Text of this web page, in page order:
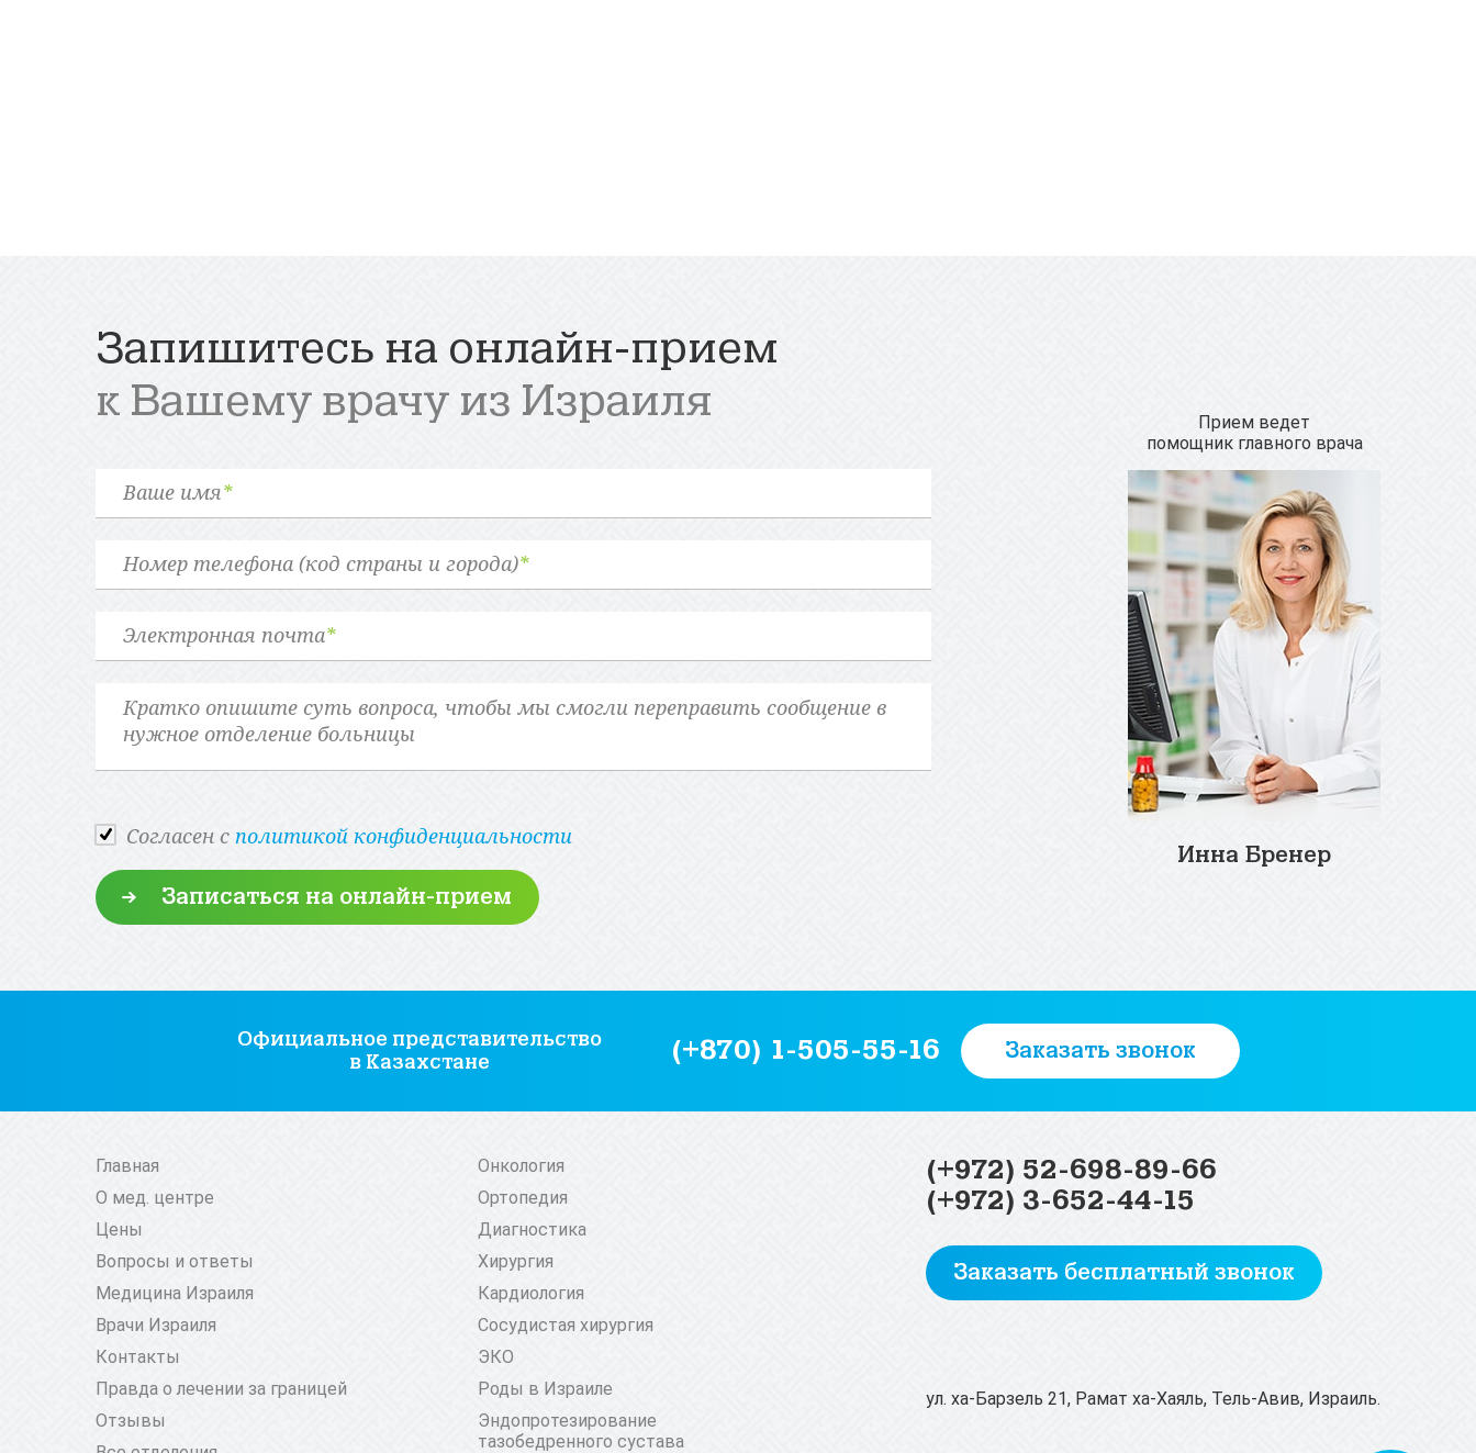
Запишитесь на онлайн-прием
к Вашему врачу из Израиля
Ваше имя*
Номер телефона (код страны и города)*
Электронная почта*
Cогласен с политикой конфиденциальности
Прием ведет
помощник главного врача
Инна Бренер
Официальное представительство
в Казахстане
(+870) 1-505-55-16 Заказать звонок
(+972) 52-698-89-66
(+972) 3-652-44-15
Заказать бесплатный звонок
ул. ха-Барзель 21, Рамат ха-Хаяль, Тель-Авив, Израиль.
Главная
О мед. центре
Цены
Вопросы и ответы
Медицина Израиля
Врачи Израиля
Контакты
Правда о лечении за границей
Отзывы
Онкология
Ортопедия
Диагностика
Хирургия
Кардиология
Сосудистая хирургия
ЭКО
Роды в Израиле
Эндопротезирование
тазобедренного сустава